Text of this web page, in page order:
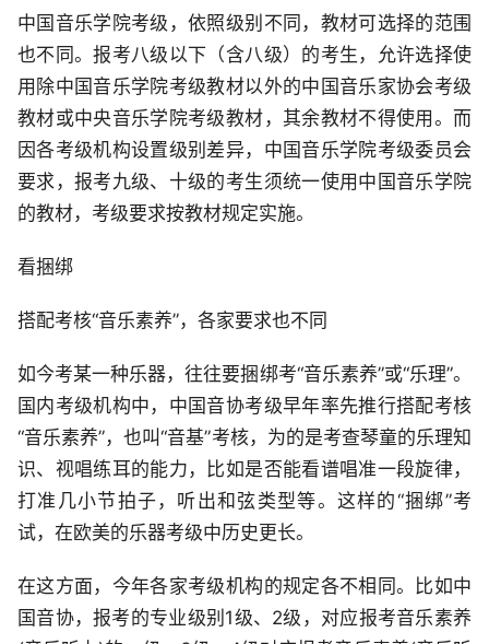
中国音乐学院考级，依照级别不同，教材可选择的范围
也不同。报考八级以下（含八级）的考生，允许选择使
用除中国音乐学院考级教材以外的中国音乐家协会考级
教材或中央音乐学院考级教材，其余教材不得使用。而
因各考级机构设置级别差异，中国音乐学院考级委员会
要求，报考九级、十级的考生须统一使用中国音乐学院
的教材，考级要求按教材规定实施。
看捆绑
搭配考核“音乐素养”，各家要求也不同
如今考某一种乐器，往往要捆绑考“音乐素养”或“乐理”。
国内考级机构中，中国音协考级早年率先推行搭配考核
“音乐素养”，也叫“音基”考核，为的是考查琴童的乐理知
识、视唱练耳的能力，比如是否能看谱唱准一段旋律，
打准几小节拍子，听出和弦类型等。这样的“捆绑”考
试，在欧美的乐器考级中历史更长。
在这方面，今年各家考级机构的规定各不相同。比如中
国音协，报考的专业级别1级、2级，对应报考音乐素养